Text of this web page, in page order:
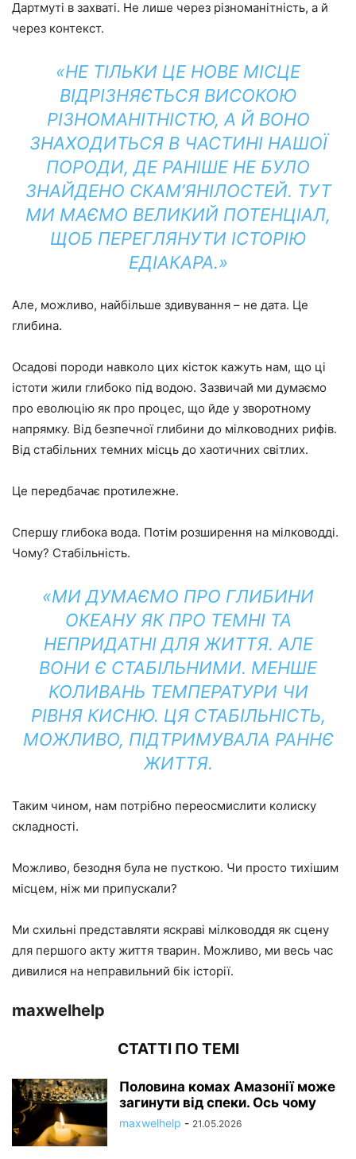
Дартмуті в захваті. Не лише через різноманітність, а й
через контекст.
«НЕ ТІЛЬКИ ЦЕ НОВЕ МІСЦЕ
ВІДРІЗНЯЄТЬСЯ ВИСОКОЮ
РІЗНОМАНІТНІСТЮ, А Й ВОНО
ЗНАХОДИТЬСЯ В ЧАСТИНІ НАШОЇ
ПОРОДИ, ДЕ РАНІШЕ НЕ БУЛО
ЗНАЙДЕНО СКАМ’ЯНІЛОСТЕЙ. ТУТ
МИ МАЄМО ВЕЛИКИЙ ПОТЕНЦІАЛ,
ЩОБ ПЕРЕГЛЯНУТИ ІСТОРІЮ
ЕДІАКАРА.»
Але, можливо, найбільше здивування – не дата. Це
глибина.
Осадові породи навколо цих кісток кажуть нам, що ці
істоти жили глибоко під водою. Зазвичай ми думаємо
про еволюцію як про процес, що йде у зворотному
напрямку. Від безпечної глибини до мілководних рифів.
Від стабільних темних місць до хаотичних світлих.
Це передбачає протилежне.
Спершу глибока вода. Потім розширення на мілководді.
Чому? Стабільність.
«МИ ДУМАЄМО ПРО ГЛИБИНИ
ОКЕАНУ ЯК ПРО ТЕМНІ ТА
НЕПРИДАТНІ ДЛЯ ЖИТТЯ. АЛЕ
ВОНИ Є СТАБІЛЬНИМИ. МЕНШЕ
КОЛИВАНЬ ТЕМПЕРАТУРИ ЧИ
РІВНЯ КИСНЮ. ЦЯ СТАБІЛЬНІСТЬ,
МОЖЛИВО, ПІДТРИМУВАЛА РАННЄ
ЖИТТЯ.
Таким чином, нам потрібно переосмислити колиску
складності.
Можливо, безодня була не пусткою. Чи просто тихішим
місцем, ніж ми припускали?
Ми схильні представляти яскраві мілководдя як сцену
для першого акту життя тварин. Можливо, ми весь час
дивилися на неправильний бік історії.
maxwelhelp
СТАТТІ ПО ТЕМІ
Половина комах Амазонії може
загинути від спеки. Ось чому
maxwelhelp - 21.05.2026